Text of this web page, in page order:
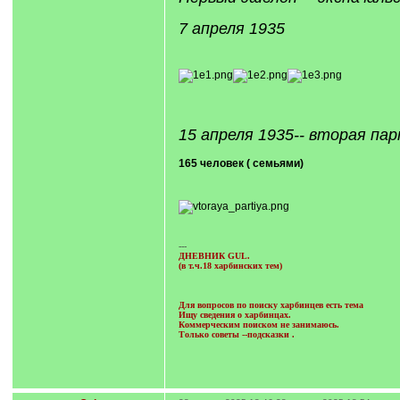
7 апреля 1935
15 апреля 1935-- вторая
165 человек ( семьями)
---
ДНЕВНИК GUL.
(в т.ч.18 харбинских тем)
Для вопросов по поиску харбинцев есть тема
Ищу сведения о харбинцах.
Коммерческим поиском не занимаюсь.
Только советы --подсказки .